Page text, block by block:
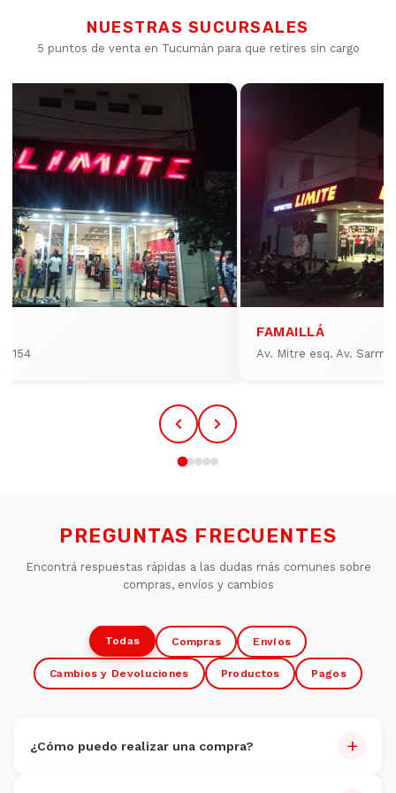
NUESTRAS SUCURSALES
5 puntos de venta en Tucumán para que retires sin cargo
154
FAMAILLÁ
Av. Mitre esq. Av.
PREGUNTAS FRECUENTES
Encontrá respuestas rápidas a las dudas más comunes sobre
compras, envíos y cambios
Todas Compras Envíos
Cambios y Devoluciones Productos Pagos
¿Cómo puedo realizar una compra? +